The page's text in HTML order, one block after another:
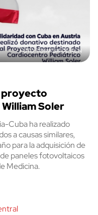
TOMADA DE ACN
proyecto
Soler
Cuba ha realizado
a causas similares,
para la adquisición de
paneles fotovoltaicos
Medicina.